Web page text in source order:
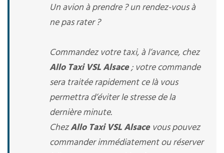
Un avion à prendre ? un rendez-vous à
ne pas rater ?
Commandez votre taxi, à l’avance, chez
Allo Taxi VSL Alsace; votre commande
sera traitée rapidement ce là vous
permettra d’éviter le stresse de la
dernière minute.
ChezAllo Taxi VSL Alsacevous pouvez
commander immédiatement ou réserver